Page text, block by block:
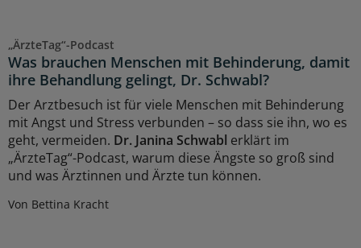
„ÄrzteTag“-Podcast
Was brauchen Menschen mit Behinderung, damit
ihre Behandlung gelingt, Dr. Schwabl?
Der Arztbesuch ist für viele Menschen mit Behinderung
mit Angst und Stress verbunden – so dass sie ihn, wo es
geht, vermeiden. Dr. Janina Schwabl erklärt im
„ÄrzteTag“-Podcast, warum diese Ängste so groß sind
und was Ärztinnen und Ärzte tun können.
Von Bettina Kracht